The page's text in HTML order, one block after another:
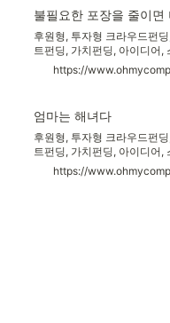
후원형, 투자형 크라우드펀
트펀딩, 가치펀딩, 아이디어,
트업, 소셜벤처
엄마는 해녀다
후원형, 투자형 크라우드펀
트펀딩, 가치펀딩, 아이디어,
트업, 소셜벤처